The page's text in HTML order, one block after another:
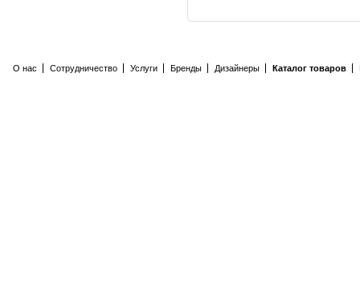
О нас Сотрудничество Услуги Бренды Дизайнеры Каталог товаров